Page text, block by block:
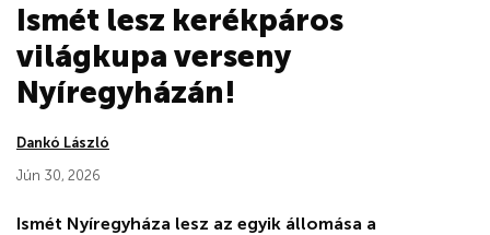
Ismét lesz kerékpáros
világkupa verseny
Nyíregyházán!
Dankó László
Jún 30, 2026
Ismét Nyíregyháza lesz az egyik állomása a